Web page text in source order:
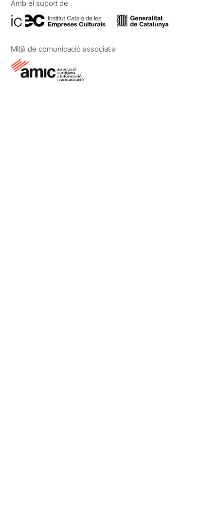
Amb el suport de
Mitjà de comunicació associat a